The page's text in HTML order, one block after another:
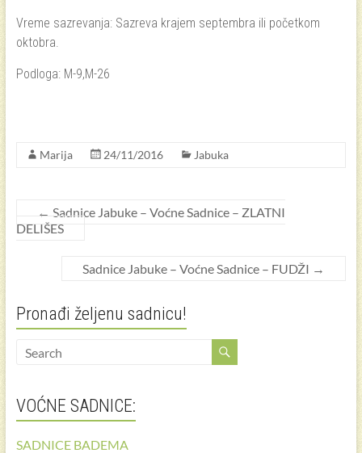
Vreme sazrevanja: Sazreva krajem septembra ili početkom
oktobra.
Podloga: M-9,M-26
Marija 24/11/2016 Jabuka
← Sadnice Jabuke – Voćne Sadnice – ZLATNI
DELIŠES
Sadnice Jabuke – Voćne Sadnice – FUDŽI →
Pronađi željenu sadnicu!
VOĆNE SADNICE:
SADNICE BADEMA